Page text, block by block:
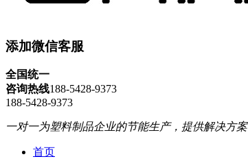
添加微信客服
全国统一
咨询热线188-5428-9373
188-5428-9373
一对一为塑料制品企业的节能生产，提供解决方案
首页